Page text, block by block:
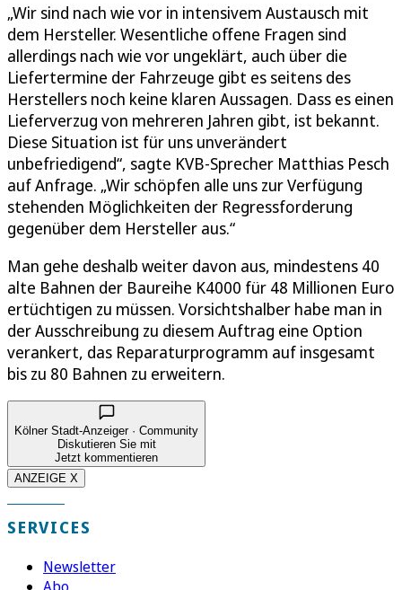
„Wir sind nach wie vor in intensivem Austausch mit
dem Hersteller. Wesentliche offene Fragen sind
allerdings nach wie vor ungeklärt, auch über die
Liefertermine der Fahrzeuge gibt es seitens des
Herstellers noch keine klaren Aussagen. Dass es einen
Lieferverzug von mehreren Jahren gibt, ist bekannt.
Diese Situation ist für uns unverändert
unbefriedigend“, sagte KVB-Sprecher Matthias Pesch
auf Anfrage. „Wir schöpfen alle uns zur Verfügung
stehenden Möglichkeiten der Regressforderung
gegenüber dem Hersteller aus.“
Man gehe deshalb weiter davon aus, mindestens 40
alte Bahnen der Baureihe K4000 für 48 Millionen Euro
ertüchtigen zu müssen. Vorsichtshalber habe man in
der Ausschreibung zu diesem Auftrag eine Option
verankert, das Reparaturprogramm auf insgesamt
bis zu 80 Bahnen zu erweitern.
Kölner Stadt-Anzeiger · Community
Diskutieren Sie mit
Jetzt kommentieren
ANZEIGE X
SERVICES
Newsletter